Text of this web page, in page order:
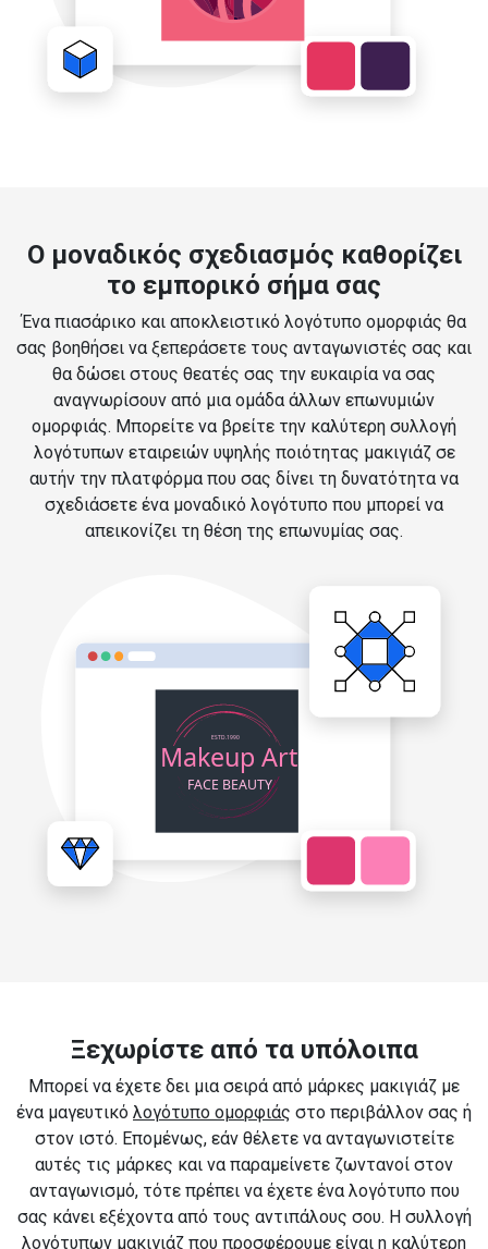
Ο μοναδικός σχεδιασμός καθορίζει
το εμπορικό σήμα σας
Ένα πιασάρικο και αποκλειστικό λογότυπο ομορφιάς θα
σας βοηθήσει να ξεπεράσετε τους ανταγωνιστές σας και
θα δώσει στους θεατές σας την ευκαιρία να σας
αναγνωρίσουν από μια ομάδα άλλων επωνυμιών
ομορφιάς. Μπορείτε να βρείτε την καλύτερη συλλογή
λογότυπων εταιρειών υψηλής ποιότητας μακιγιάζ σε
αυτήν την πλατφόρμα που σας δίνει τη δυνατότητα να
σχεδιάσετε ένα μοναδικό λογότυπο που μπορεί να
απεικονίζει τη θέση της επωνυμίας σας.
Ξεχωρίστε από τα υπόλοιπα
Μπορεί να έχετε δει μια σειρά από μάρκες μακιγιάζ με
ένα μαγευτικό λογότυπο ομορφιάς στο περιβάλλον σας ή
στον ιστό. Επομένως, εάν θέλετε να ανταγωνιστείτε
αυτές τις μάρκες και να παραμείνετε ζωντανοί στον
ανταγωνισμό, τότε πρέπει να έχετε ένα λογότυπο που
σας κάνει εξέχοντα από τους αντιπάλους σου. Η συλλογή
λογότυπων μακιγιάζ που προσφέρουμε είναι η καλύτερη